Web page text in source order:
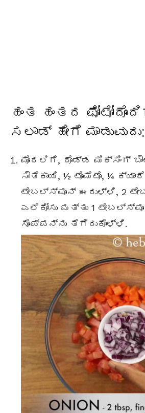
ಹಂತ ಹಂತದ
ಸಲಾಡ್ ಹೇಗೆ ಮಾಡುವುದು:
ಮೊದಲಿಗೆ, ದೊಡ್ಡ ಮಿಕ್ಸಿಂಗ್
ಸೌತೆಕಾಯಿ, ½ ಟೊಮೆಟೊ, ¼
ಟೇಬಲ್ಸ್ಪೂನ್ ಈರುಳ್ಳಿ, 2
ಎಲೆಕೋಸು ಮತ್ತು 1
ಸೊಪ್ಪನ್ನು ತೆಗೆದುಕೊಳ್ಳಿ.